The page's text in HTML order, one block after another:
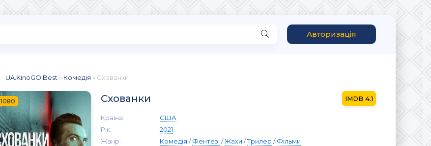
Авторизація
UA.KinoGO.Best » Комедія » Схованки
1080 Схованки 4.1
Країна:
США
Рік:
2021
Жанр:
Комедія /Фентезі/Жахи /Трилер /Фільми